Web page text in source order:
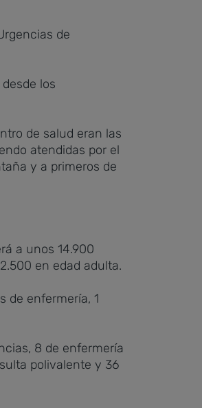
de
los
de salud eran las
atendidas por el
y a primeros de
a unos 14.900
en edad adulta.
de enfermería, 1
8 de enfermería
polivalente y 36